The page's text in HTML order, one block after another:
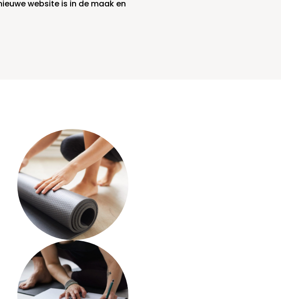
website is in de maak en